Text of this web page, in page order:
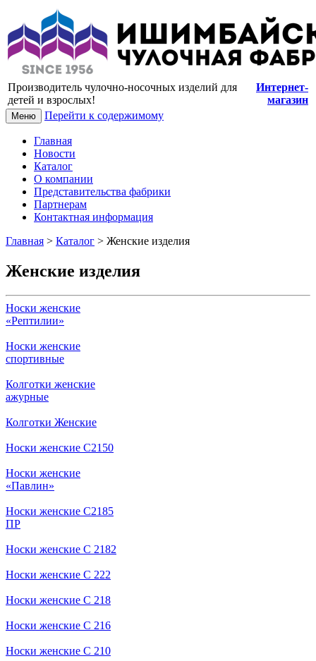
Купить носки и колготки оптом от
производителя
Производитель чулочно-носочных изделий для
детей и взрослых!
Интернет-
магазин
Меню Перейти к содержимому
Главная
Новости
Каталог
О компании
Представительства фабрики
Партнерам
Контактная информация
Главная > Каталог > Женские изделия
Женские изделия
Носки женские
«Рептилии»
Носки женские
спортивные
Колготки женские
ажурные
Колготки Женские
Носки женские С2150
Носки женские
«Павлин»
Носки женские С2185
ПР
Носки женские С 2182
Носки женские С 222
Носки женские С 218
Носки женские С 216
Носки женские С 210